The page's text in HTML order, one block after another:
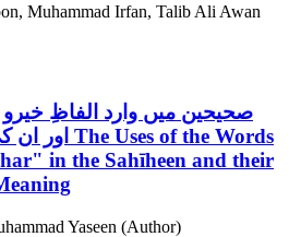
Muhammad Irfan, Talib Ali Awan
صحیحین میں وارد الفاظِ
The Uses of the Words
in the Sahīheen and their
Yaseen (Author)